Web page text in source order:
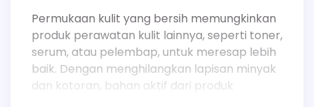
Permukaan kulit yang bersih memungkinkan
produk perawatan kulit lainnya, seperti toner,
serum, atau pelembap, untuk meresap lebih
baik. Dengan menghilangkan lapisan minyak
dan kotoran, bahan aktif dari produk